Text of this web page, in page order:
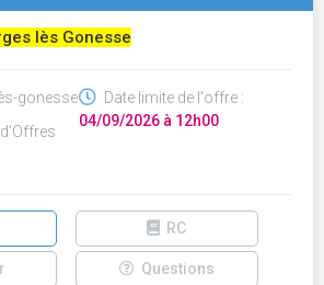
lès Gonesse
gonesse
Date limite de l'offre :
04/09/2026 à 12h00
RC
Questions